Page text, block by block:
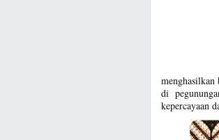
di
kepercayaan